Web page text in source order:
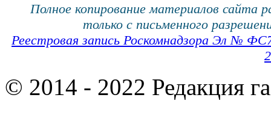
Полное копирование материалов сайта
только с письменного
Реестровая запись Роскомнадзора Эл №
© 2014 - 2022 Редакция